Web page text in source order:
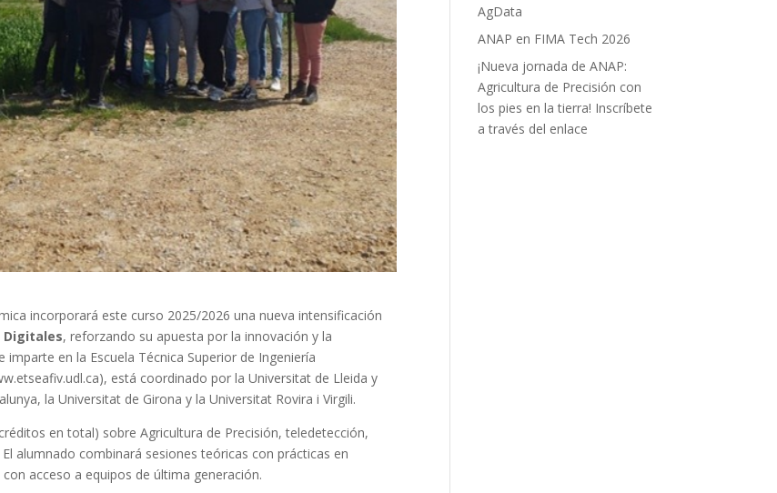
incorporará este curso 2025/2026 una nueva intensificación
Digitales, reforzando su apuesta por la innovación y la
en la Escuela Técnica Superior de Ingeniería
está coordinado por la Universitat de Lleida y
la Universitat de Girona y la Universitat Rovira i Virgili.
en total) sobre Agricultura de Precisión, teledetección,
alumnado combinará sesiones teóricas con prácticas en
acceso a equipos de última generación.
AgData
ANAP en FIMA Tech 2026
¡Nueva jornada de ANAP:
Agricultura de Precisión con
los pies en la tierra! Inscríbete
a través del enlace